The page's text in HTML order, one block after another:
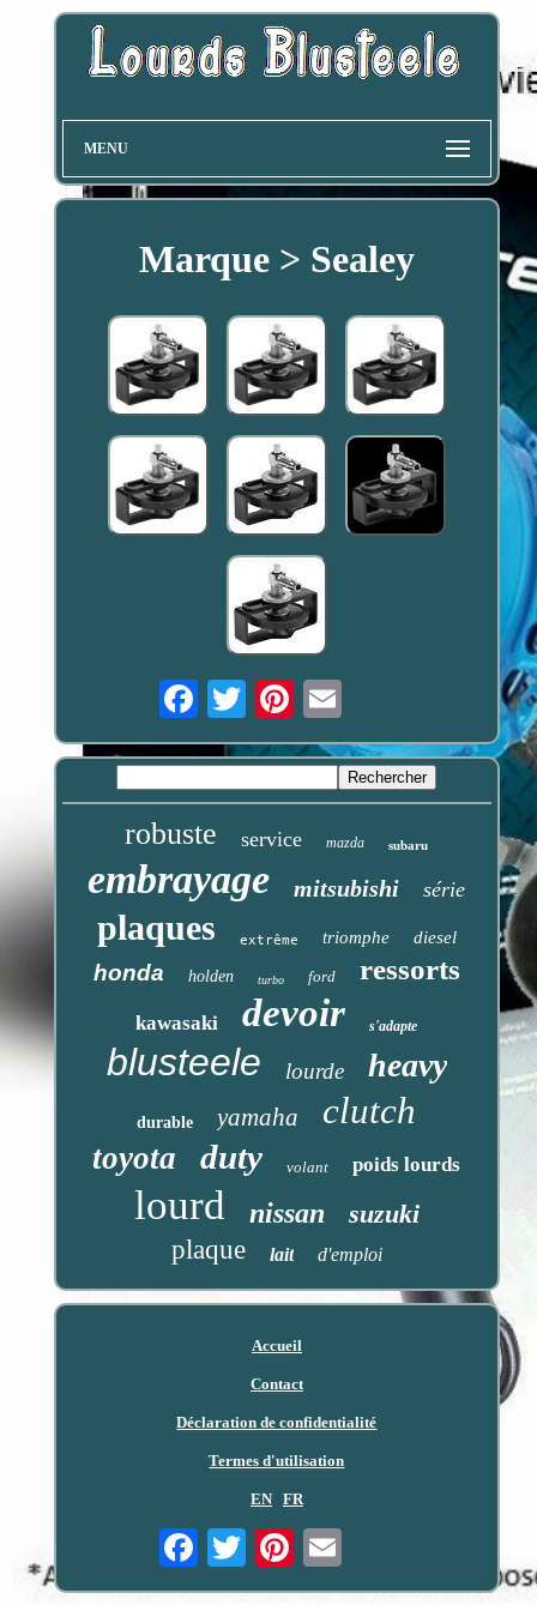
MENU
Marque > Sealey
Email
robuste service mazda subaru
embrayage mitsubishi série
plaques extrême triomphe diesel
honda holden turbo ford ressorts
kawasaki devoir s'adapte
blusteele lourde heavy
durable yamaha clutch
toyota duty volant poids lourds
lourd nissan
suzuki
plaque
lait d'emploi
Accueil
Contact
Déclaration de confidentialité
Termes d'utilisation
EN FR